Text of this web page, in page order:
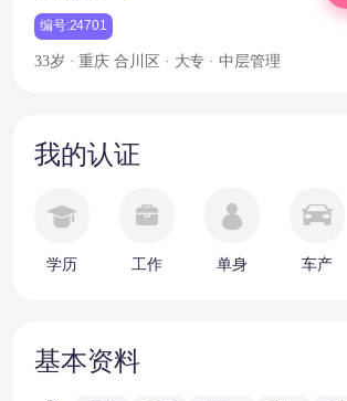
编号:24701
33岁 · 重庆合川区 · 大专 · 中层管理
我的认证
学历 工作 单身 车产
基本资料